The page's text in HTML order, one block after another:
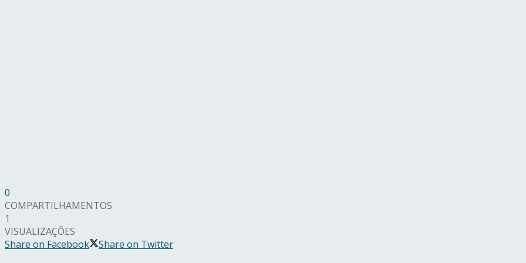
0
COMPARTILHAMENTOS
1
VISUALIZAÇÕES
Share on Facebook
Share on Twitter